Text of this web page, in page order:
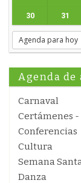
30 31
Agenda para hoy
Agenda de
Carnaval
Certámenes -
Conferencias
Cultura
Semana
Danza